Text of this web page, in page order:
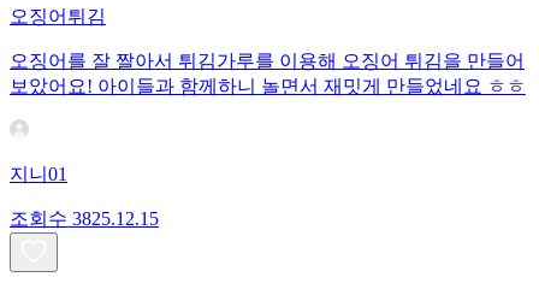
오징어튀김
오징어를 잘 짤아서 튀김가루를 이용해 오징어 튀김을 만들어
보았어요! 아이들과 함께하니 놀면서 재밋게 만들었네요 ㅎㅎ
지니01
조회수 3825.12.15